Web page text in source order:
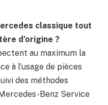
classique tout
d’origine ?
au maximum la
à l’usage de pièces
des méthodes
Benz Service